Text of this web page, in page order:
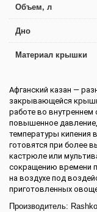
Объем, л
Дно
Материал крышки
Афганский казан —
закрывающейся
работе во внутреннем
повышенное
температуры кипения
готовятся при более
кастрюле или
сокращению времени
на воздухе под
приготовленных
Производитель: